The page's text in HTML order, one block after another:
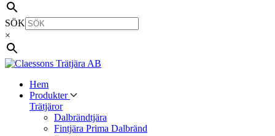
SÖK
×
Hem
Produkter
Trätjäror
Dalbrändtjära
Fintjära Prima Dalbränd